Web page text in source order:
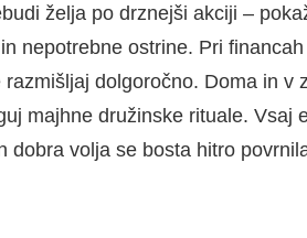
želja po drznejši akciji –
nepotrebne ostrine. Pri
razmišljaj dolgoročno. Doma in v
majhne družinske rituale. Vsaj
dobra volja se bosta hitro